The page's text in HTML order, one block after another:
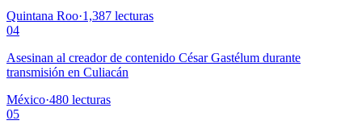
Quintana Roo·1,387 lecturas
04
Asesinan al creador de contenido César Gastélum durante
transmisión en Culiacán
México·480 lecturas
05